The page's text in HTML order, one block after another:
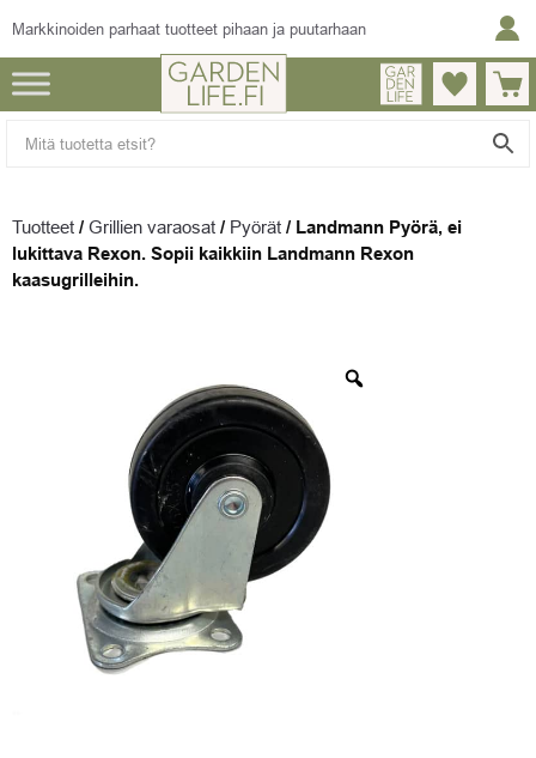
Markkinoiden parhaat tuotteet pihaan ja puutarhaan
Tuotteet / Grillien varaosat / Pyörät / Landmann Pyörä, ei
lukittava Rexon. Sopii kaikkiin Landmann Rexon
kaasugrilleihin.